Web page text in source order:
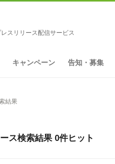
レスリリース配信サービス
キャンペーン 告知・募集
結果
ス検索結果 0件ヒット